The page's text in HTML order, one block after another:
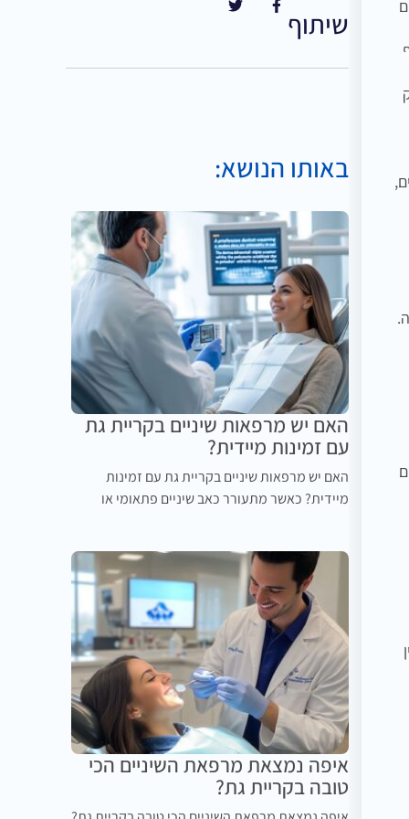
שיתוף
באותו הנושא:
האם יש מרפאות שיניים בקריית גת
עם זמינות מיידית?
האם יש מרפאות שיניים בקריית גת עם זמינות
מיידית? כאשר מתעורר כאב שיניים פתאומי או
איפה נמצאת מרפאת השיניים הכי
טובה בקריית גת?